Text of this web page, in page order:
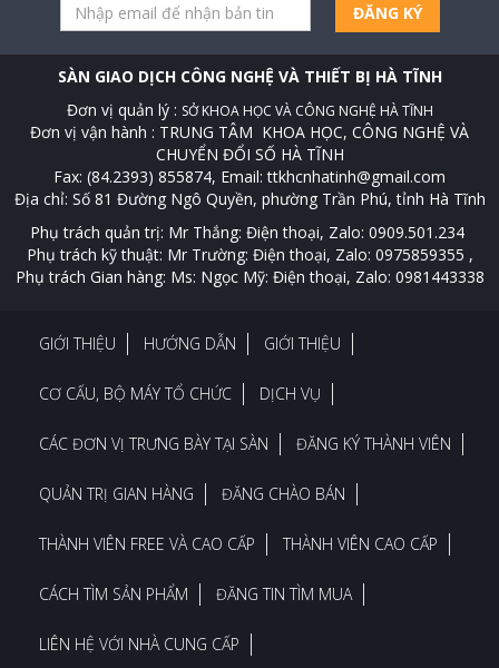
ĐĂNG KÝ
SÀN GIAO DỊCH CÔNG NGHỆ VÀ THIẾT BỊ HÀ TĨNH
Đơn vị quản lý : SỞ KHOA HỌC VÀ CÔNG NGHỆ HÀ TĨNH
Đơn vị vận hành : TRUNG TÂM KHOA HỌC, CÔNG NGHỆ VÀ
CHUYỂN ĐỔI SỐ HÀ TĨNH
Fax: (84.2393) 855874, Email: ttkhcnhatinh@gmail.com
Địa chỉ: Số 81 Đường Ngô Quyền, phường Trần Phú, tỉnh Hà Tĩnh
Phụ trách quản trị: Mr Thắng: Điện thoại, Zalo: 0909.501.234
Phụ trách kỹ thuật: Mr Trường: Điện thoại, Zalo: 0975859355 ,
Phụ trách Gian hàng: Ms: Ngọc Mỹ: Điện thoại, Zalo: 0981443338
GIỚI THIỆU HƯỚNG DẪN GIỚI THIỆU
CƠ CẤU, BỘ MÁY TỔ CHỨC DỊCH VỤ
CÁC ĐƠN VỊ TRƯNG BÀY TẠI SÀN ĐĂNG KÝ THÀNH VIÊN
QUẢN TRỊ GIAN HÀNG ĐĂNG CHÀO BÁN
THÀNH VIÊN FREE VÀ CAO CẤP THÀNH VIÊN CAO CẤP
CÁCH TÌM SẢN PHẨM ĐĂNG TIN TÌM MUA
LIÊN HỆ VỚI NHÀ CUNG CẤP